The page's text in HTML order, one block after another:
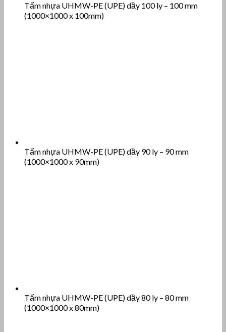
Tấm nhựa UHMW-PE (UPE) dầy 100 ly – 100 mm
(1000×1000 x 100mm)
Tấm nhựa UHMW-PE (UPE) dầy 90 ly – 90 mm
(1000×1000 x 90mm)
Tấm nhựa UHMW-PE (UPE) dầy 80 ly – 80 mm
(1000×1000 x 80mm)